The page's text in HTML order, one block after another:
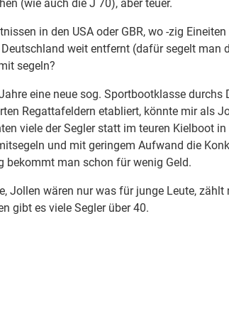
(wie auch die J 70), aber teuer.
in den USA oder GBR, wo -zig
weit entfernt (dafür segelt man
segeln?
eine neue sog. Sportbootklasse
Regattafeldern etabliert, könnte mir als
viele der Segler statt im teuren Kielboot
und mit geringem Aufwand die
bekommt man schon für wenig Geld.
Jollen wären nur was für junge Leute,
gibt es viele Segler über 40.